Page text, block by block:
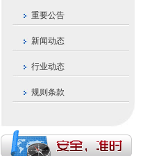
重要公告
新闻动态
行业动态
规则条款